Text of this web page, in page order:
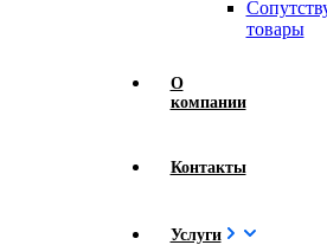
товары
О
компании
Контакты
Услуги